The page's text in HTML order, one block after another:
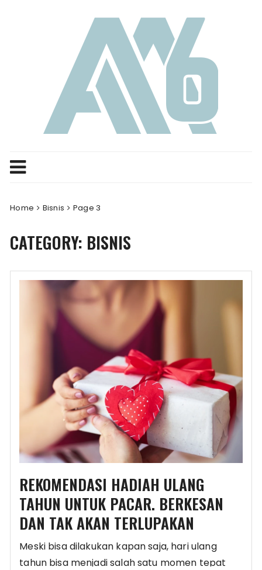
Home Bisnis Page 3
CATEGORY: BISNIS
REKOMENDASI HADIAH ULANG
TAHUN UNTUK PACAR. BERKESAN
DAN TAK AKAN TERLUPAKAN
Meski bisa dilakukan kapan saja, hari ulang
tahun bisa menjadi salah satu momen tepat